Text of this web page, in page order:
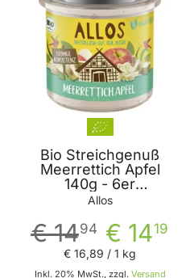
Bio Streichgenuß
Meerrettich Apfel
140g - 6er
Vorteilspack von Allos
Allos
€ 1419
€ 1494
Inkl. 20% MwSt., zzgl. Versand
€ 16,89 / 1 kg